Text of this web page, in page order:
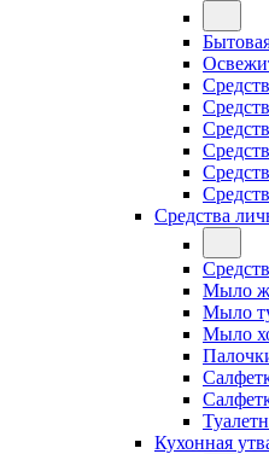
Средства
Мыло
Мыло
Мыло
Кухонная